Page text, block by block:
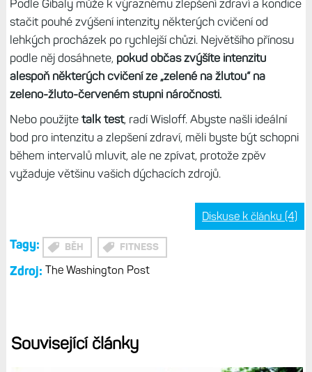
Podle Gibaly může k výraznému zlepšení zdraví a kondice
stačit pouhé zvýšení intenzity některých cvičení od
lehkých procházek po rychlejší chůzi. Největšího přínosu
podle něj dosáhnete, pokud občas zvýšíte intenzitu
alespoň některých cvičení ze „zelené na žlutou“ na
zeleno-žluto-červeném stupni náročnosti.
Nebo použijte talk test, radí Wisloff. Abyste našli ideální
bod pro intenzitu a zlepšení zdraví, měli byste být schopni
během intervalů mluvit, ale ne zpívat, protože zpěv
vyžaduje většinu vašich dýchacích zdrojů.
Diskuse k článku (4)
Tagy: BĚH FITNESS
Zdroj: The Washington Post